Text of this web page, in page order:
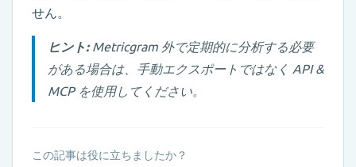
せん。
ヒント:Metricgram 外で定期的に分析する必要
がある場合は、手動エクスポートではなく API &
MCP を使用してください。
この記事は役に立ちましたか？